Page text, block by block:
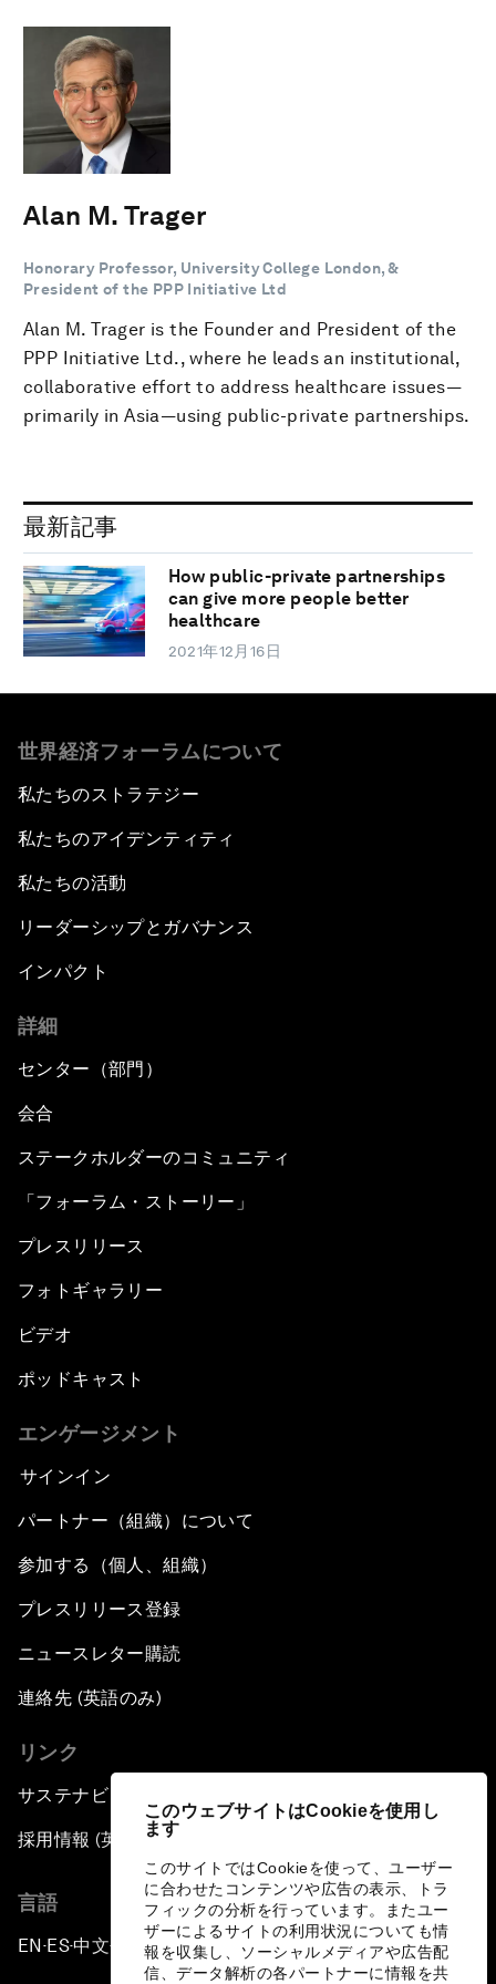
このウェブサイトはCookieを使用し
ます
このサイトではCookieを使って、ユーザー
に合わせたコンテンツや広告の表示、トラ
フィックの分析を行っています。またユー
ザーによるサイトの利用状況についても情
報を収集し、ソーシャルメディアや広告配
信、データ解析の各パートナーに情報を共
Alan M. Trager
Honorary Professor, University College London, &
President of the PPP Initiative Ltd
Alan M. Trager is the Founder and President of the
PPP Initiative Ltd., where he leads an institutional,
collaborative effort to address healthcare issues—
primarily in Asia—using public-private partnerships.
最新記事
How public-private partnerships
can give more people better
healthcare
2021年12月16日
世界経済フォーラムについて
私たちのストラテジー
私たちのアイデンティティ
私たちの活動
リーダーシップとガバナンス
インパクト
詳細
センター（部門）
会合
ステークホルダーのコミュニティ
「フォーラム・ストーリー」
プレスリリース
フォトギャラリー
ビデオ
ポッドキャスト
エンゲージメント
サインイン
パートナー（組織）について
参加する（個人、組織）
プレスリリース登録
ニュースレター購読
連絡先 (英語のみ)
リンク
サステナビリティへの取り組み
採用情報 (英語のみ)
言語
EN ▪ ES▪中文▪ 日本語